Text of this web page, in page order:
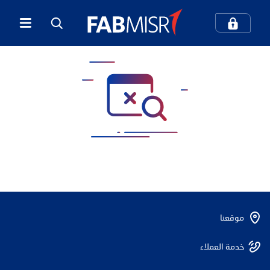
موقعنا
خدمة العملاء